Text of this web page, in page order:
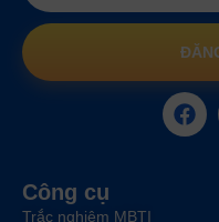
Công cụ
Trắc nghiệm MBTI